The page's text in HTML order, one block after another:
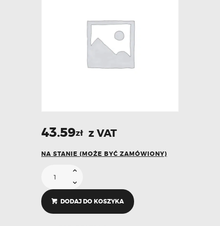
43.59zł z VAT
NA STANIE (MOŻE BYĆ ZAMÓWIONY)
DODAJ DO KOSZYKA